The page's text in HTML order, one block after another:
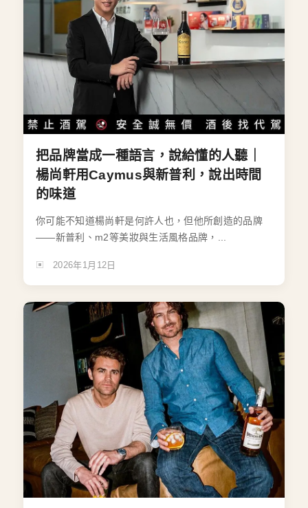
把品牌當成一種語言，說給懂的人聽｜
楊尚軒用Caymus與新普利，說出時間
的味道
你可能不知道楊尚軒是何許人也，但他所創造的品牌
——新普利、m2等美妝與生活風格品牌，...
2026年1月12日